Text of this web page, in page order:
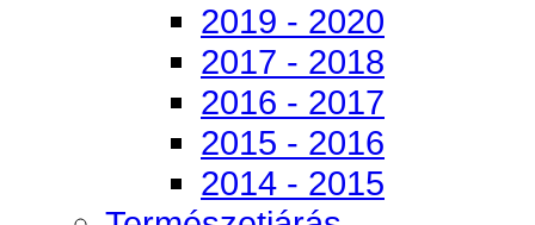
2019 - 2020
2017 - 2018
2016 - 2017
2015 - 2016
2014 - 2015